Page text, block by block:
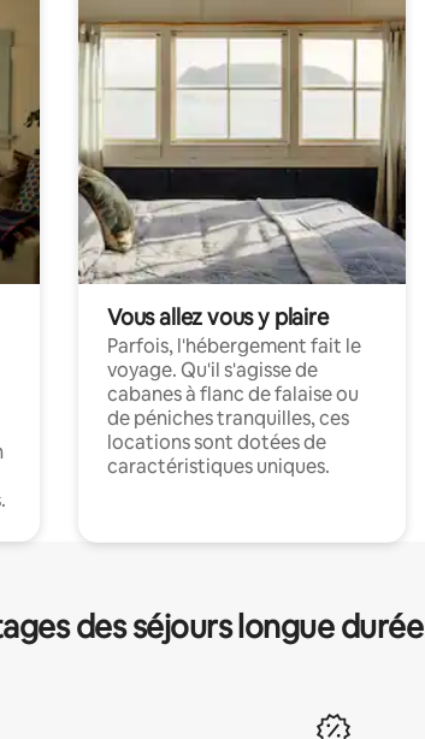
Vous allez vous y plaire
Parfois, l'hébergement fait le
voyage. Qu'il s'agisse de
cabanes à flanc de falaise ou
de péniches tranquilles, ces
locations sont dotées de
caractéristiques uniques.
des séjours longue durée